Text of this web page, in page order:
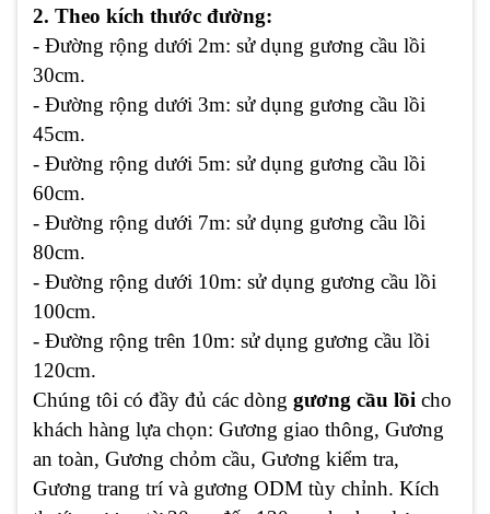
2. Theo kích thước đường:
- Đường rộng dưới 2m: sử dụng gương cầu lồi
30cm.
- Đường rộng dưới 3m: sử dụng gương cầu lồi
45cm.
- Đường rộng dưới 5m: sử dụng gương cầu lồi
60cm.
- Đường rộng dưới 7m: sử dụng gương cầu lồi
80cm.
- Đường rộng dưới 10m: sử dụng gương cầu lồi
100cm.
- Đường rộng trên 10m: sử dụng gương cầu lồi
120cm.
Chúng tôi có đầy đủ các dòng gương cầu lồi cho
khách hàng lựa chọn: Gương giao thông, Gương
an toàn, Gương chỏm cầu, Gương kiểm tra,
Gương trang trí và gương ODM tùy chỉnh. Kích